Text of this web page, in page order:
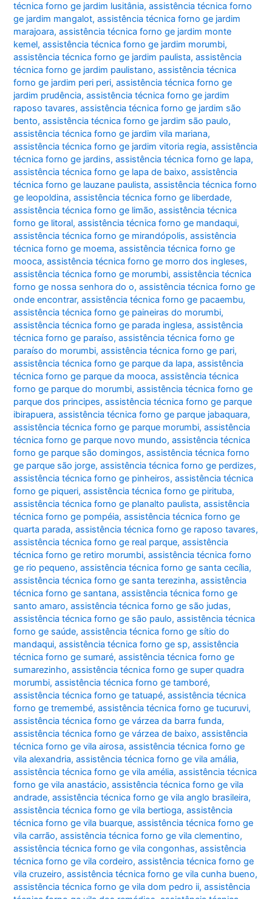
técnica forno ge jardim lusitânia,assistência técnica forno
ge jardim mangalot,assistência técnica forno ge jardim
marajoara,assistência técnica forno ge jardim monte
kemel,assistência técnica forno ge jardim morumbi,
assistência técnica forno ge jardim paulista,assistência
técnica forno ge jardim paulistano,assistência técnica
forno ge jardim peri peri,assistência técnica forno ge
jardim prudência,assistência técnica forno ge jardim
raposo tavares,assistência técnica forno ge jardim são
bento,assistência técnica forno ge jardim são paulo,
assistência técnica forno ge jardim vila mariana,
assistência técnica forno ge jardim vitoria regia,assistência
técnica forno ge jardins,assistência técnica forno ge lapa,
assistência técnica forno ge lapa de baixo,assistência
técnica forno ge lauzane paulista,assistência técnica forno
ge leopoldina,assistência técnica forno ge liberdade,
assistência técnica forno ge limão,assistência técnica
forno ge litoral,assistência técnica forno ge mandaqui,
assistência técnica forno ge mirandópolis,assistência
técnica forno ge moema,assistência técnica forno ge
mooca,assistência técnica forno ge morro dos ingleses,
assistência técnica forno ge morumbi,assistência técnica
forno ge nossa senhora do o,assistência técnica forno ge
onde encontrar,assistência técnica forno ge pacaembu,
assistência técnica forno ge paineiras do morumbi,
assistência técnica forno ge parada inglesa,assistência
técnica forno ge paraíso,assistência técnica forno ge
paraíso do morumbi,assistência técnica forno ge pari,
assistência técnica forno ge parque da lapa,assistência
técnica forno ge parque da mooca,assistência técnica
forno ge parque do morumbi,assistência técnica forno ge
parque dos principes,assistência técnica forno ge parque
ibirapuera,assistência técnica forno ge parque jabaquara,
assistência técnica forno ge parque morumbi,assistência
técnica forno ge parque novo mundo,assistência técnica
forno ge parque são domingos,assistência técnica forno
ge parque são jorge,assistência técnica forno ge perdizes,
assistência técnica forno ge pinheiros,assistência técnica
forno ge piqueri,assistência técnica forno ge pirituba,
assistência técnica forno ge planalto paulista,assistência
técnica forno ge pompéia,assistência técnica forno ge
quarta parada,assistência técnica forno ge raposo tavares,
assistência técnica forno ge real parque,assistência
técnica forno ge retiro morumbi,assistência técnica forno
ge rio pequeno,assistência técnica forno ge santa cecília,
assistência técnica forno ge santa terezinha,assistência
técnica forno ge santana,assistência técnica forno ge
santo amaro,assistência técnica forno ge são judas,
assistência técnica forno ge são paulo,assistência técnica
forno ge saúde,assistência técnica forno ge sítio do
mandaqui,assistência técnica forno ge sp,assistência
técnica forno ge sumaré,assistência técnica forno ge
sumarezinho,assistência técnica forno ge super quadra
morumbi,assistência técnica forno ge tamboré,
assistência técnica forno ge tatuapé,assistência técnica
forno ge tremembé,assistência técnica forno ge tucuruvi,
assistência técnica forno ge várzea da barra funda,
assistência técnica forno ge várzea de baixo,assistência
técnica forno ge vila airosa,assistência técnica forno ge
vila alexandria,assistência técnica forno ge vila amália,
assistência técnica forno ge vila amélia,assistência técnica
forno ge vila anastácio,assistência técnica forno ge vila
andrade,assistência técnica forno ge vila anglo brasileira,
assistência técnica forno ge vila bertioga,assistência
técnica forno ge vila buarque,assistência técnica forno ge
vila carrão,assistência técnica forno ge vila clementino,
assistência técnica forno ge vila congonhas,assistência
técnica forno ge vila cordeiro,assistência técnica forno ge
vila cruzeiro,assistência técnica forno ge vila cunha bueno,
assistência técnica forno ge vila dom pedro ii,assistência